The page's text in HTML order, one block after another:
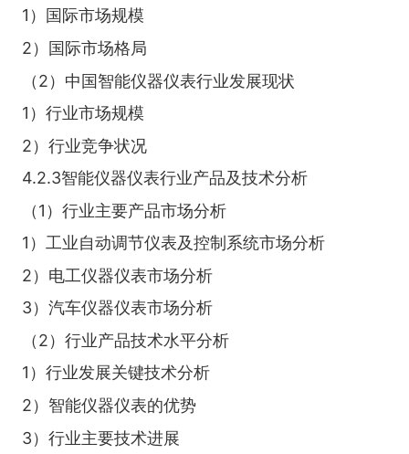
1）国际市场规模
2）国际市场格局
（2）中国智能仪器仪表行业发展现状
1）行业市场规模
2）行业竞争状况
4.2.3智能仪器仪表行业产品及技术分析
（1）行业主要产品市场分析
1）工业自动调节仪表及控制系统市场分析
2）电工仪器仪表市场分析
3）汽车仪器仪表市场分析
（2）行业产品技术水平分析
1）行业发展关键技术分析
2）智能仪器仪表的优势
3）行业主要技术进展